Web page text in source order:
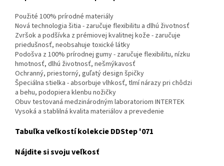
Použité 100% prírodné materiály
Nová technologia šitia - zaručuje flexibilitu a dlhú životnosť
Zvršok a podšívka z prémiovej kvalitnej kože - zaručuje
priedušnosť, neobsahuje toxické látky
Podošva z 100% prírodnej gumy - zaručuje flexibilitu, nízku
hmotnosť, dlhú životnosť, nešmýkavosť
Ochranný, priestorný, guľatý design špičky
Špeciálna stielka - absorbuje vlhkosť, tlmí nárazy pri chôdzi
a behu, podopiera klenbu nožičky
Obuv testovaná medzinárodným laboratoriom INTERTEK
Vysoká a stablilná kvalita materiálov a prevedenie
Tabuľka veľkostí kolekcie DDStep '071
Nájdite si svoju veľkosť